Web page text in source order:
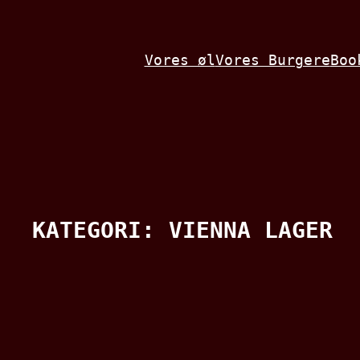
Vores ølVores Burgere
KATEGORI: VIENNA LAGER